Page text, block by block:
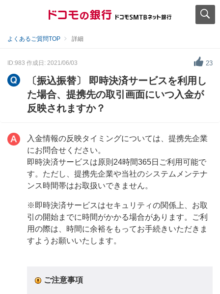
よくあるご質問TOP 詳細
ID:983 作成日: 2021/06/03 23
〔振込振替〕 即時決済サービスを利用し
た場合、提携先の取引画面にいつ入金が
反映されますか？
入金情報の反映タイミングについては、提携先企業
にお問合せください。
即時決済サービスは原則24時間365日ご利用可能で
す。ただし、提携先企業や当社のシステムメンテナ
ンス時間帯はお取扱いできません。
※即時決済サービスはセキュリティの関係上、お取
引の開始までに時間がかかる場合があります。ご利
用の際は、時間に余裕をもってお手続きいただきま
すようお願いいたします。
ご注意事項